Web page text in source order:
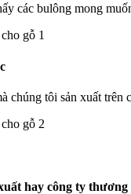
các bulông mong
chúng tôi sản xuất
hay công ty thương